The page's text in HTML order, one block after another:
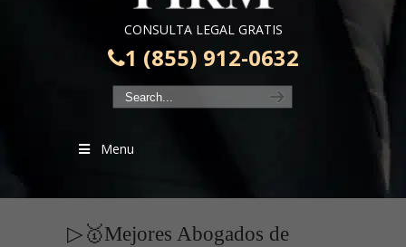
CONSULTA LEGAL GRATIS
1 (855) 912-0632
Menu
▷🥇Mejores Abogados de